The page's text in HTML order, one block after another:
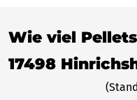
Wie viel
17498